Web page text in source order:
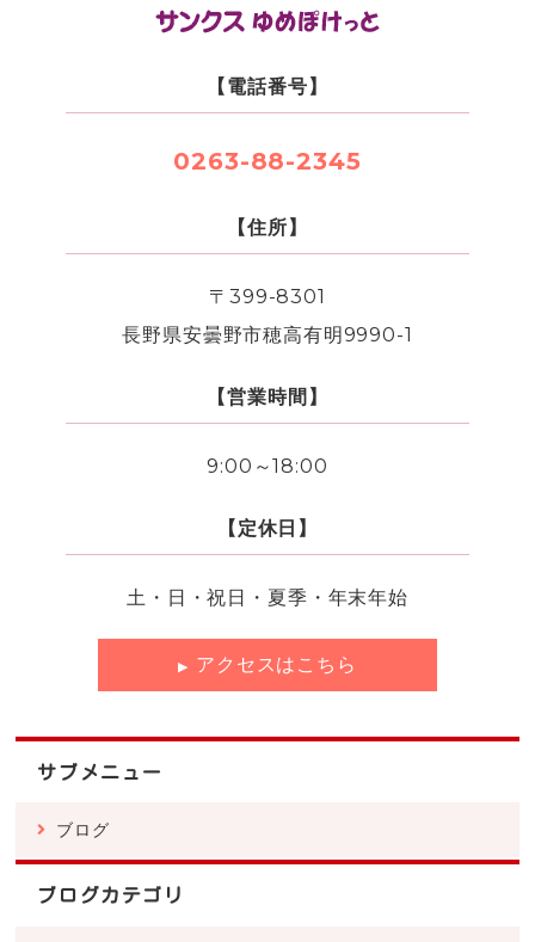
【電話番号】
0263-88-2345
【住所】
〒399-8301
長野県安曇野市穂高有明9990-1
【営業時間】
9:00～18:00
【定休日】
土・日・祝日・夏季・年末年始
アクセスはこちら
サブメニュー
ブログ
ブログカテゴリ